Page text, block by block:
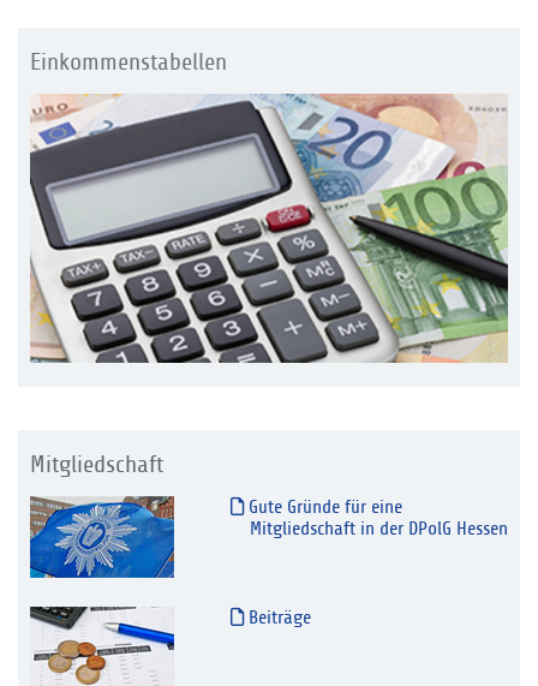
Einkommenstabellen
Mitgliedschaft
Gute Gründe für eine
Mitgliedschaft in der DPolG Hessen
Beiträge